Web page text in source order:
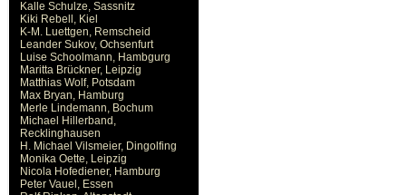
Kalle Schulze, Sassnitz
Kiki Rebell, Kiel
K-M. Luettgen, Remscheid
Leander Sukov, Ochsenfurt
Luise Schoolmann, Hambgurg
Maritta Brückner, Leipzig
Matthias Wolf, Potsdam
Max Bryan, Hamburg
Merle Lindemann, Bochum
Michael Hillerband,
Recklinghausen
H. Michael Vilsmeier, Dingolfing
Monika Oette, Leipzig
Nicola Hofediener, Hamburg
Peter Vauel, Essen